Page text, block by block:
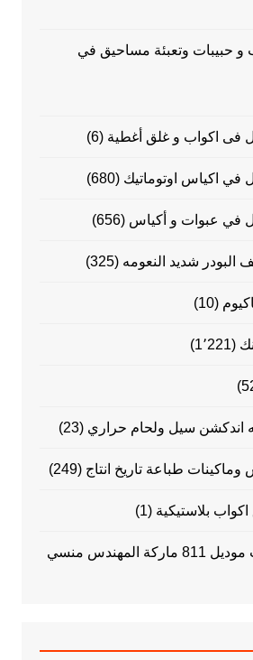
و حبيبات وتعبئة مساحيق في
فى اكواب و غلق أغطية (6)
في اكياس اوتوماتيك (680)
في عبوات و أكياس (656)
البودر شديد النعومه (325)
(10)
(1٬221)
اندكشن سيل ولحام حراري (23)
وماكينات طباعة تاريخ انتاج (249)
بلاستيكية (1)
منسي